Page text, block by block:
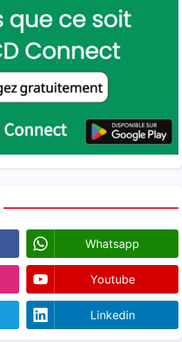
Whatsapp
Youtube
Linkedin